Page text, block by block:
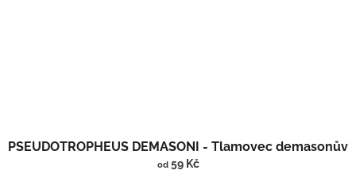
PSEUDOTROPHEUS DEMASONI - Tlamovec demasonův
od59 Kč